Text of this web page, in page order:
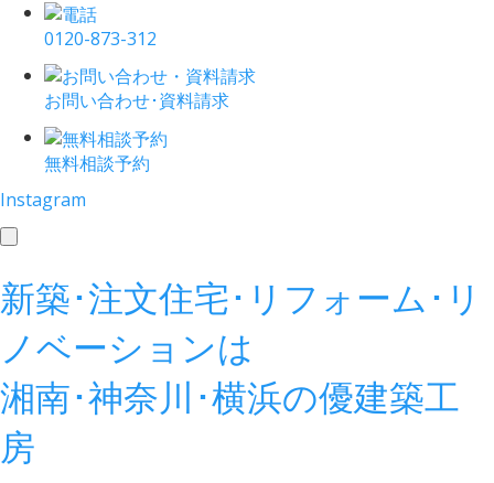
0120-873-312
お問い合わせ･資料請求
無料相談予約
Instagram
toggle
新築･注文住宅･リフォーム･リ
ノベーションは
湘南･神奈川･横浜の優建築工
房